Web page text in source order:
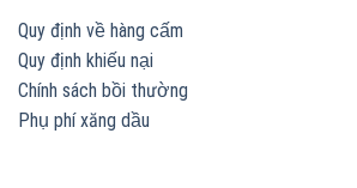
Quy định về hàng cấm
Quy định khiếu nại
Chính sách bồi thường
Phụ phí xăng dầu